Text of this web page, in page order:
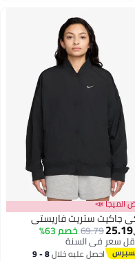
الميجا 📣
جاكيت ستريت فاريستي
25.19
69.79خصم 63%
سعر في السنة
سعر في السنة
احصل عليه خلال 8 - 9